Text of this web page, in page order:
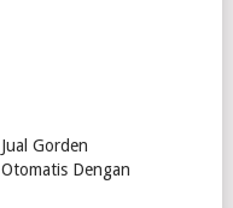
Jual Gorden
Otomatis Dengan